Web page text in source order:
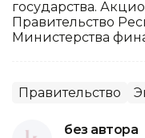
государства.
Правительство
Министерства
Правительство
без автора